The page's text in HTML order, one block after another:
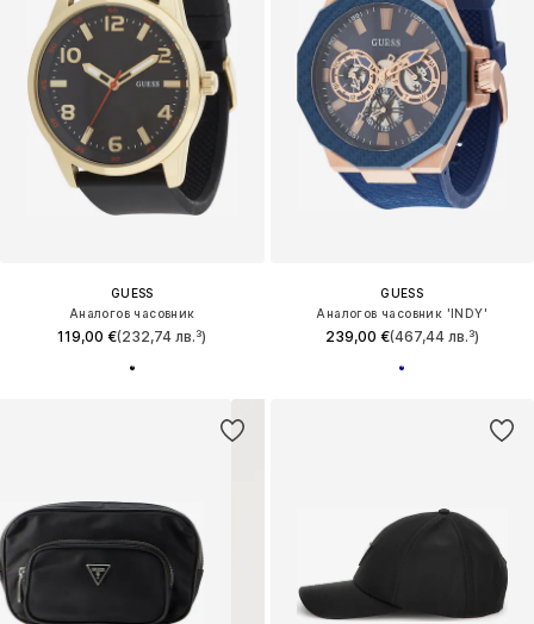
GUESS
Аналогов часовник
119,00 €(232,74 лв.³)
GUESS
Аналогов часовник 'INDY'
239,00 €(467,44 лв.³)